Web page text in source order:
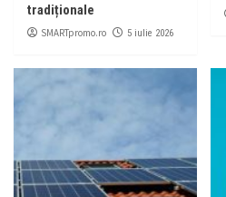
tradiționale
SMARTpromo.ro 5 iulie 2026